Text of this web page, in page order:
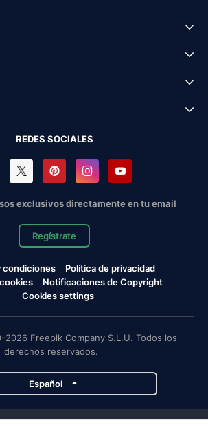
REDES SOCIALES
exclusivos directamente en tu email
Regístrate
condiciones
Política de privacidad
Notificaciones de Copyright
Cookies settings
Freepik Company S.L.U. Todos los
derechos reservados.
Español